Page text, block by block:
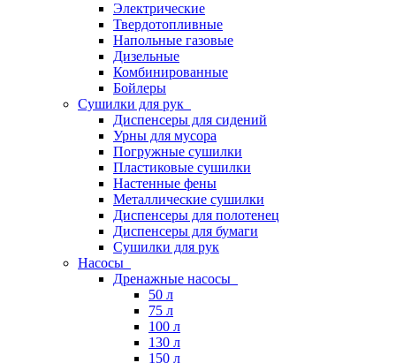
Электрические
Твердотопливные
Напольные газовые
Дизельные
Комбинированные
Бойлеры
Сушилки для рук
Диспенсеры для сидений
Урны для мусора
Погружные сушилки
Пластиковые сушилки
Настенные фены
Металлические сушилки
Диспенсеры для полотенец
Диспенсеры для бумаги
Сушилки для рук
Насосы
Дренажные насосы
50 л
75 л
100 л
130 л
150 л